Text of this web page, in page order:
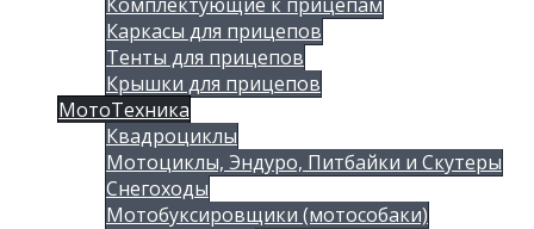
Каркасы для прицепов
Тенты для прицепов
Крышки для прицепов
МотоТехника
Квадроциклы
Мотоциклы, Эндуро, Питбайки и Скутеры
Снегоходы
Мотобуксировщики (мотособаки)